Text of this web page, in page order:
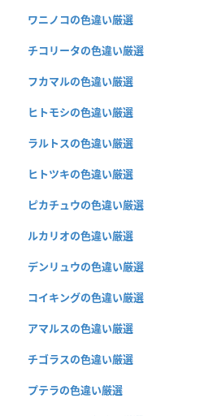
ワニノコの色違い厳選
チコリータの色違い厳選
フカマルの色違い厳選
ヒトモシの色違い厳選
ラルトスの色違い厳選
ヒトツキの色違い厳選
ピカチュウの色違い厳選
ルカリオの色違い厳選
デンリュウの色違い厳選
コイキングの色違い厳選
アマルスの色違い厳選
チゴラスの色違い厳選
プテラの色違い厳選